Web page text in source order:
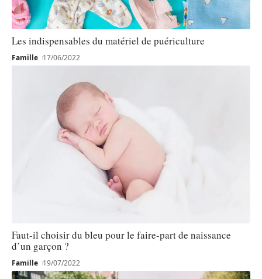
Les indispensables du matériel de puériculture
Famille 17/06/2022
Faut-il choisir du bleu pour le faire-part de naissance
d’un garçon ?
Famille 19/07/2022